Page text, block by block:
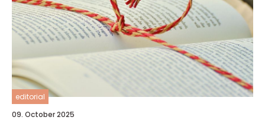
editorial
09. October 2025